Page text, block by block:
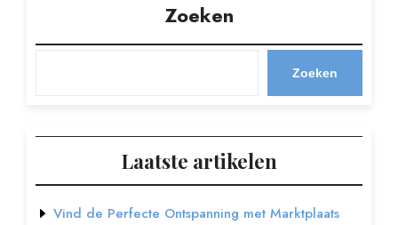
Zoeken
Zoeken
Laatste artikelen
Vind de Perfecte Ontspanning met Marktplaats